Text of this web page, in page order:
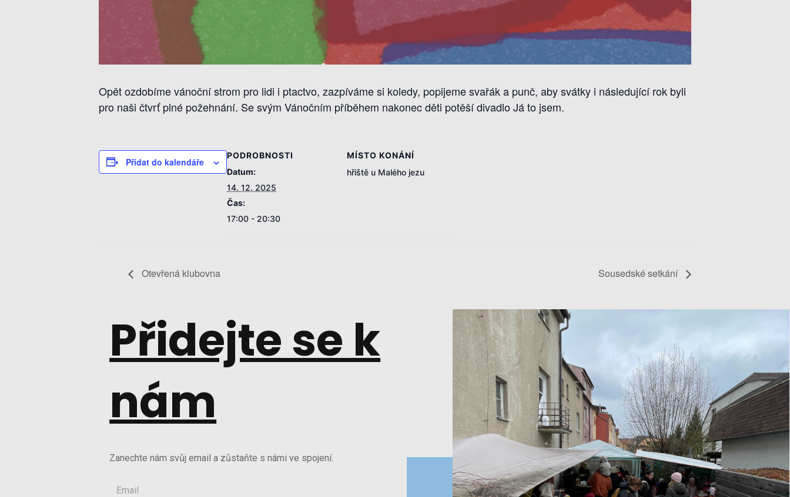
Opět ozdobíme vánoční strom pro lidi i ptactvo, zazpíváme si koledy, popijeme svařák a punč, aby svátky i následující rok byli
pro naši čtvrť plné požehnání. Se svým Vánočním příběhem nakonec děti potěší divadlo Já to jsem.
Přidat do kalendáře
PODROBNOSTI
Datum:
14. 12. 2025
Čas:
17:00 - 20:30
MÍSTO KONÁNÍ
hřiště u Malého jezu
Otevřená klubovna Sousedské setkání
Přidejte se k
nám
Zanechte nám svůj email a zůstaňte s námi ve spojení.